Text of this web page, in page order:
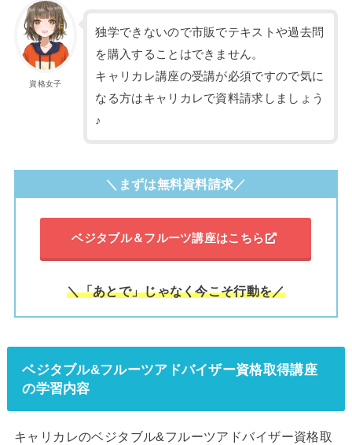
資格女子
独学できないので市販でテキストや過去問
を購入することはできません。
キャリカレ講座の受講が必須ですので気に
なる方はキャリカレで資料請求しましょう
♪
＼まずは無料資料請求／
ベジタブル＆フルーツ講座はこちら
＼「あとで」じゃなく今こそ行動を／
ベジタブル&フルーツアドバイザー資格取得講座
の学習内容
キャリカレのベジタブル&フルーツアドバイザー資格取